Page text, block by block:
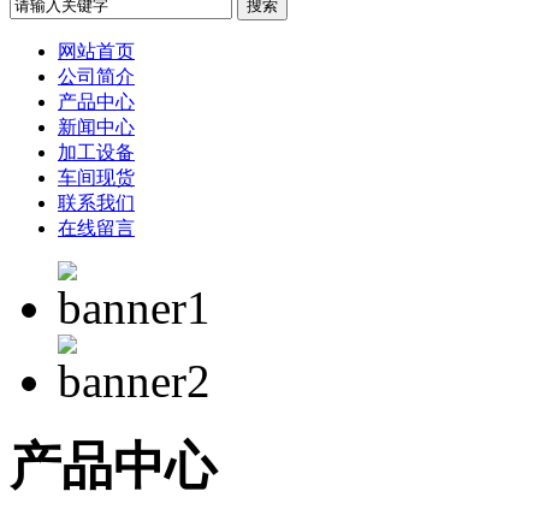
网站首页
公司简介
产品中心
新闻中心
加工设备
车间现货
联系我们
在线留言
产品中心